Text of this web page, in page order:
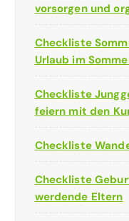
vorsorgen und
Checkliste
Urlaub im
Checkliste
feiern mit den
Checkliste
Checkliste
werdende Eltern